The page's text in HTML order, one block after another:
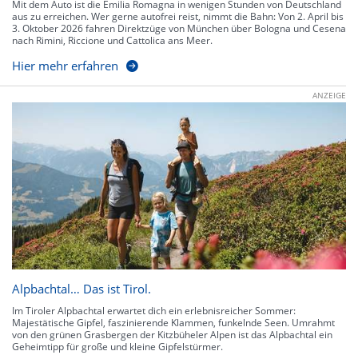
Mit dem Auto ist die Emilia Romagna in wenigen Stunden von Deutschland
aus zu erreichen. Wer gerne autofrei reist, nimmt die Bahn: Von 2. April bis
3. Oktober 2026 fahren Direktzüge von München über Bologna und Cesena
nach Rimini, Riccione und Cattolica ans Meer.
Hier mehr erfahren
ANZEIGE
Alpbachtal… Das ist Tirol.
Im Tiroler Alpbachtal erwartet dich ein erlebnisreicher Sommer:
Majestätische Gipfel, faszinierende Klammen, funkelnde Seen. Umrahmt
von den grünen Grasbergen der Kitzbüheler Alpen ist das Alpbachtal ein
Geheimtipp für große und kleine Gipfelstürmer.